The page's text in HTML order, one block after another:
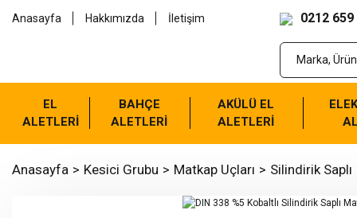
Anasayfa Hakkımızda İletişim 0212 659
EL
ALETLERİ
BAHÇE
ALETLERİ
AKÜLÜ EL
ALETLERİ
Anasayfa Kesici Grubu Matkap Uçları Silindirik Saplı